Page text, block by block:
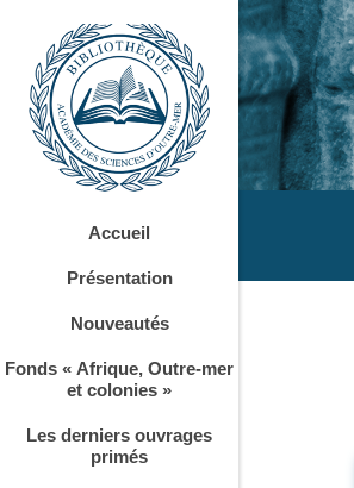
Accueil
Présentation
Nouveautés
Fonds « Afrique, Outre-mer
et colonies »
Les derniers ouvrages
primés